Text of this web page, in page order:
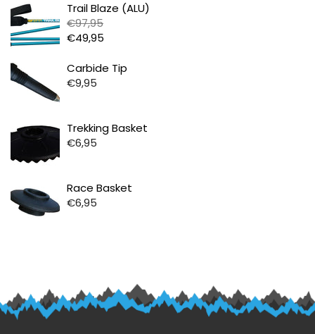
Trail Blaze (ALU)
€97,95
€49,95
Carbide Tip
€9,95
Trekking Basket
€6,95
Race Basket
€6,95